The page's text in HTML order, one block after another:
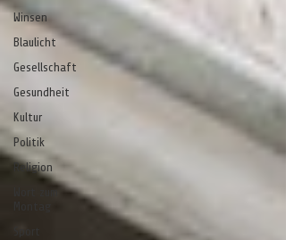
Winsen
Blaulicht
Gesellschaft
Gesundheit
Kultur
Politik
Religion